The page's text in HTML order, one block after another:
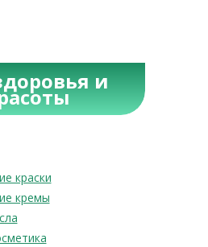
и
краски
кремы